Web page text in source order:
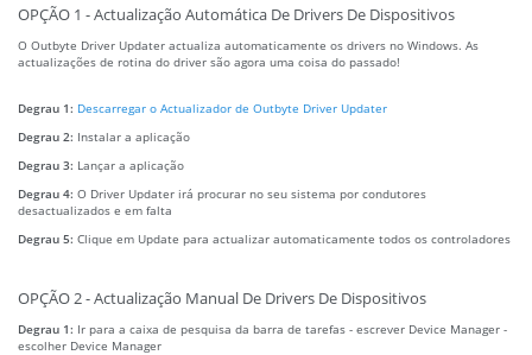
OPÇÃO 1 - Actualização Automática De Drivers De Dispositivos
O Outbyte Driver Updater actualiza automaticamente os drivers no Windows. As
actualizações de rotina do driver são agora uma coisa do passado!
Degrau 1: Descarregar o Actualizador de Outbyte Driver Updater
Degrau 2: Instalar a aplicação
Degrau 3: Lançar a aplicação
Degrau 4: O Driver Updater irá procurar no seu sistema por condutores
desactualizados e em falta
Degrau 5: Clique em Update para actualizar automaticamente todos os controladores
OPÇÃO 2 - Actualização Manual De Drivers De Dispositivos
Degrau 1: Ir para a caixa de pesquisa da barra de tarefas - escrever Device Manager -
escolher Device Manager